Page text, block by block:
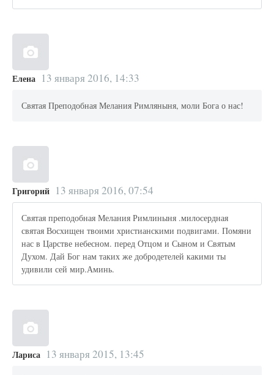
Елена 13 января 2016, 14:33
Святая Преподобная Мелания Римляныня, моли Бога о нас!
Григорий 13 января 2016, 07:54
Святая преподобная Мелания Римлиныня .милосердная
святая Восхищен твоими христианскими подвигами. Помяни
нас в Царстве небесном. перед Отцом и Сыном и Святым
Духом. Дай Бог нам таких же добродетелей какими ты
удивили сей мир.Аминь.
Лариса 13 января 2015, 13:45